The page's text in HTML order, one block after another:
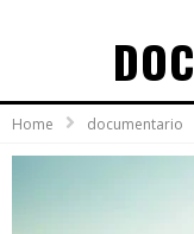
Home documentario